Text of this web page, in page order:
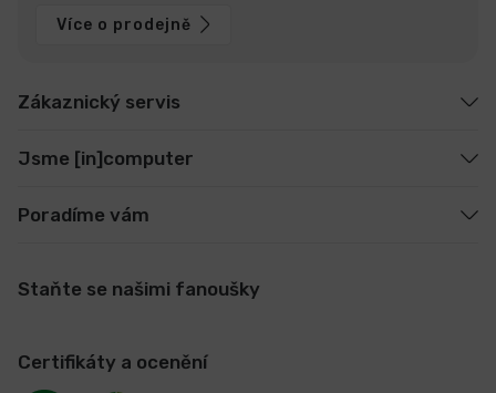
Více o prodejně
Zákaznický servis
Jsme [in]computer
Poradíme vám
Staňte se našimi fanoušky
Certifikáty a ocenění